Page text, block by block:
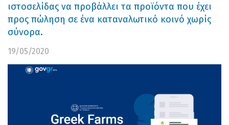
ιστοσελίδας να προβάλλει τα προϊόντα που έχει
προς πώληση σε ένα καταναλωτικό κοινό χωρίς
σύνορα.
19/05/2020